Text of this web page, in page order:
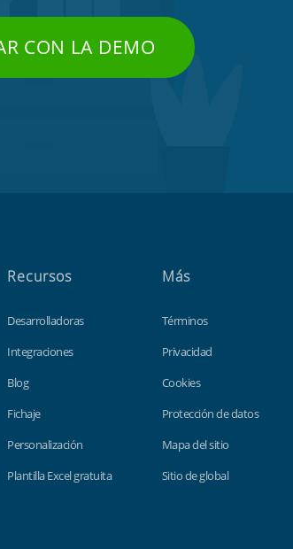
CON LA DEMO
Recursos
Desarrolladoras
Integraciones
Blog
Fichaje
Personalización
Plantilla Excel gratuita
Más
Términos
Privacidad
Cookies
Protección de datos
Mapa del sitio
Sitio de global